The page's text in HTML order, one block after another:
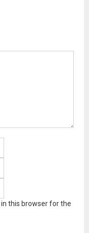
this browser for the